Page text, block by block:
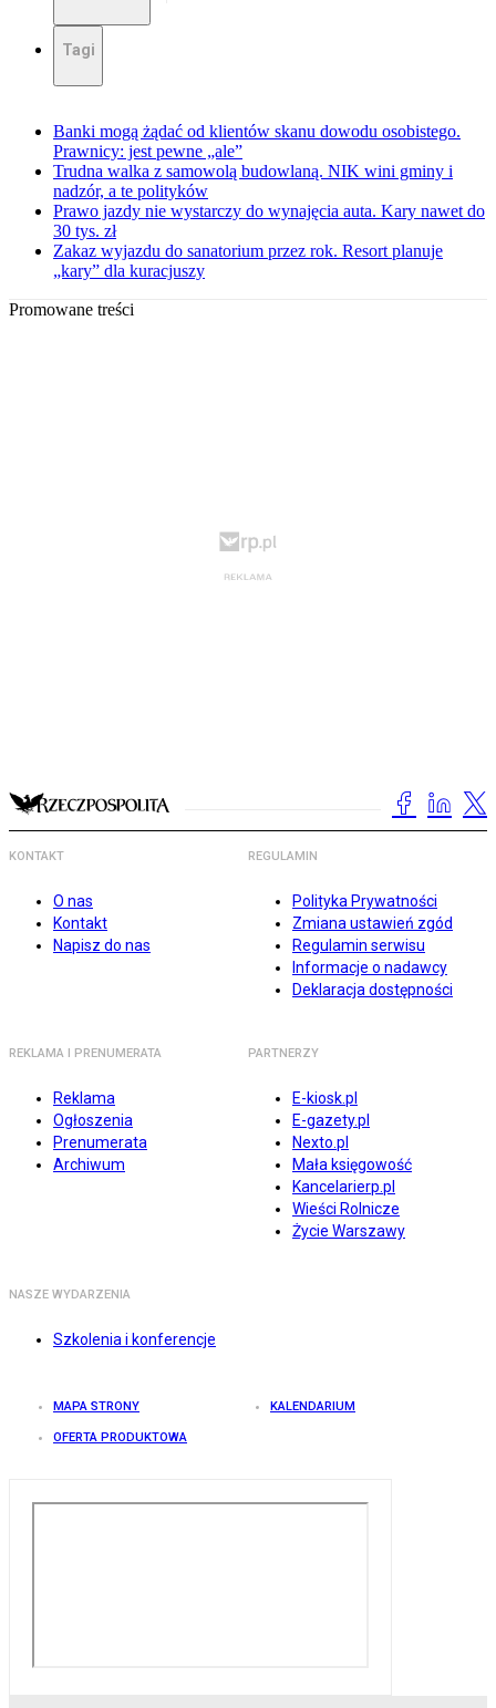
Tagi
Banki mogą żądać od klientów skanu dowodu osobistego.
Prawnicy: jest pewne „ale”
Trudna walka z samowolą budowlaną. NIK wini gminy i
nadzór, a te polityków
Prawo jazdy nie wystarczy do wynajęcia auta. Kary nawet do
30 tys. zł
Zakaz wyjazdu do sanatorium przez rok. Resort planuje
„kary” dla kuracjuszy
Promowane treści
KONTAKT
O nas
Kontakt
Napisz do nas
REGULAMIN
Polityka Prywatności
Zmiana ustawień zgód
Regulamin serwisu
Informacje o nadawcy
Deklaracja dostępności
REKLAMA I PRENUMERATA
Reklama
Ogłoszenia
Prenumerata
Archiwum
PARTNERZY
E-kiosk.pl
E-gazety.pl
Nexto.pl
Mała księgowość
Kancelarierp.pl
Wieści Rolnicze
Życie Warszawy
NASZE WYDARZENIA
Szkolenia i konferencje
MAPA STRONY KALENDARIUM
OFERTA PRODUKTOWA